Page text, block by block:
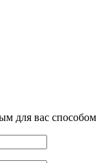
для вас способом